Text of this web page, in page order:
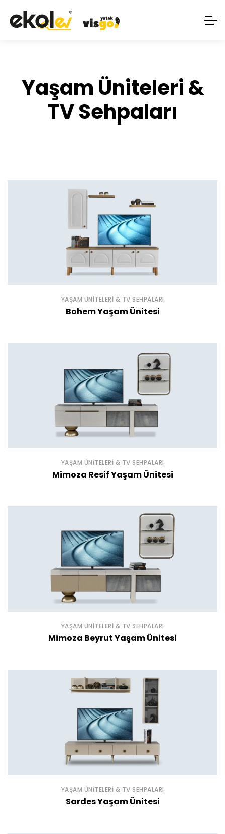
Yaşam Üniteleri &
TV Sehpaları
YAŞAM ÜNITELERI & TV SEHPALARI
Bohem Yaşam Ünitesi
YAŞAM ÜNITELERI & TV SEHPALARI
Mimoza Resif Yaşam Ünitesi
YAŞAM ÜNITELERI & TV SEHPALARI
Mimoza Beyrut Yaşam Ünitesi
YAŞAM ÜNITELERI & TV SEHPALARI
Sardes Yaşam Ünitesi